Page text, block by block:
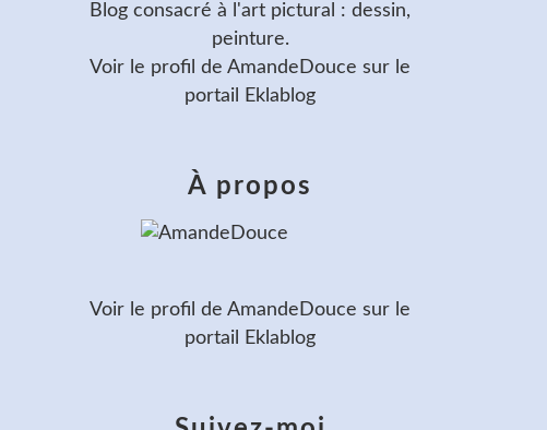
Blog consacré à l'art pictural : dessin,
peinture.
Voir le profil de AmandeDouce sur le
portail Eklablog
À propos
Voir le profil de AmandeDouce sur le
portail Eklablog